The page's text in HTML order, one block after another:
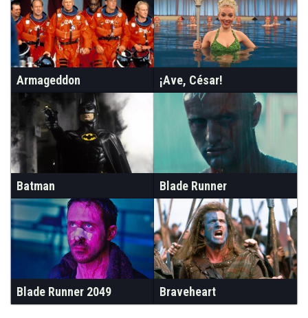
Armageddon ¡Ave, César!
Batman Blade Runner
Blade Runner 2049 Braveheart